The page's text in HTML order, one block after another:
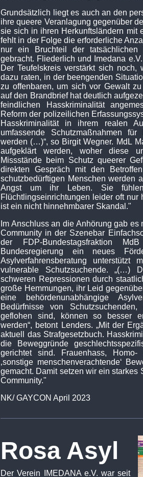
Grundsätzlich liegt es auch an den
ihre queere Veranlagung gegenüber
sie sich in ihren Herkunftsländern mit
fehlt in der Folge die erforderliche
nur ein Bruchteil der
gebracht. Fliederlich und Imedana
Der Teufelskreis verstärkt sich
dazu raten, in der beengenden
zu offenbaren, um sich vor Gewalt
auf den Brandbrief hat deutlich
feindlichen Hasskriminalität
Reform der polizeilichen
Hasskriminalität in ihrem realen
umfassende Schutzmaßnahmen
werden (…)“, so Birgit Wegner. MdL
aufgeklärt werden, woher diese
Missstände beim Schutz queerer
direkten Gespräch mit den
schutzbedürftigen Menschen werden
Angst um ihr Leben. Sie
Flüchtlingseinrichtungen leider oft
ist ein nicht hinnehmbarer Skandal."
Im Anschluss an die Anhörung gab
Community in der Szenebar
der FDP-Bundestagsfraktion
Bundesregierung ein neues
Asylverfahrensberatung
vulnerable Schutzsuchende. „(…)
schweren Repressionen durch
große Hemmungen, ihr Leid
eine behördenunabhängige
Bedürfnisse von
geflohen sind, können so besser
werden“, betont Lenders. „Mit der
aktuell das Strafgesetzbuch.
die Beweggründe
gerichtet sind. Frauenhass,
‚sonstige menschenverachtende‘
gemacht. Damit setzen wir ein starkes
Community."
NK/ GAYCON April 2023
Rosa Asyl
Der Verein IMEDANA e.V. war seit